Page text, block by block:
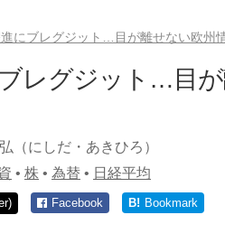
にブレグジット…目が離せない欧州
レグジット…目
（にしだ・あきひろ）
• 株 • 為替 • 日経平均
Facebook B! Bookmark